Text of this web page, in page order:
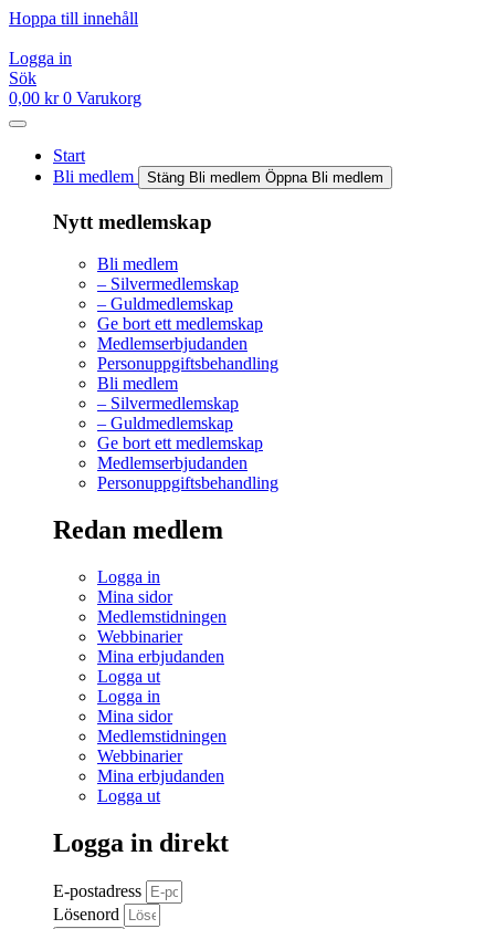
Hoppa till innehåll
Logga in
Sök
0,00 kr 0 Varukorg
Start
Bli medlem
Stäng Bli medlem Öppna Bli medlem
Nytt medlemskap
Bli medlem
– Silvermedlemskap
– Guldmedlemskap
Ge bort ett medlemskap
Medlemserbjudanden
Personuppgiftsbehandling
Bli medlem
– Silvermedlemskap
– Guldmedlemskap
Ge bort ett medlemskap
Medlemserbjudanden
Personuppgiftsbehandling
Redan medlem
Logga in
Mina sidor
Medlemstidningen
Webbinarier
Mina erbjudanden
Logga ut
Logga in
Mina sidor
Medlemstidningen
Webbinarier
Mina erbjudanden
Logga ut
Logga in direkt
E-postadress
Lösenord